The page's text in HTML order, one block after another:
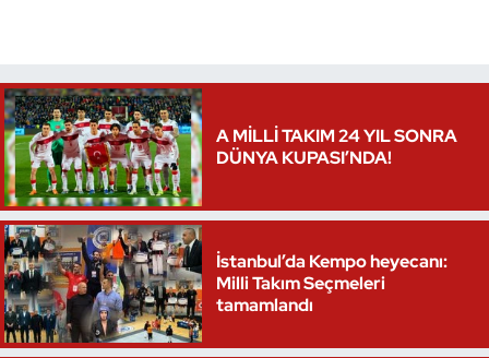
A MİLLİ TAKIM 24 YIL SONRA
DÜNYA KUPASI’NDA!
İstanbul’da Kempo heyecanı:
Milli Takım Seçmeleri
tamamlandı
Voleybol
Vücut Geliştirme Fitness
Wushu Kungfu
Yelken
Yüzme